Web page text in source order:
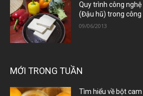
Quy trình công
(Đậu hũ) trong
09/06/2013
MỚI TRONG TUẦN
Tìm hiểu về bột